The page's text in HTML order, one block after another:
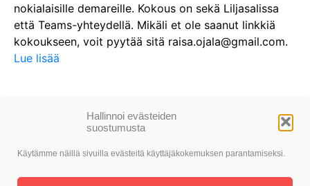
Hallinnoi evästeiden
suostumusta
Käytämme näillä sivuilla evästeitä käyttäjäkokemuksen parantamiseksi.
nokialaisille demareille. Kokous on sekä Liljasalissa
että Teams-yhteydellä. Mikäli et ole saanut linkkiä
kokoukseen, voit pyytää sitä raisa.ojala@gmail.com.
Lue lisää